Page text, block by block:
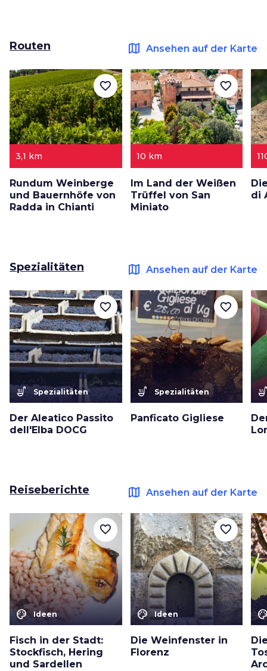
Routen map Ansehen auf der Karte
3,1 km
Rundum Weinberge
und Bauernhöfe von
Radda in Chianti
favorite_border
10 km
Im Land der Weißen
Trüffel von San
Miniato
favorite_border
di
Spezialitäten map Ansehen auf der Karte
soup_kitchen Spezialitäten
Der Aleatico Passito
dell'Elba DOCG
favorite_border
soup_kitchen Spezialitäten
Panficato Gigliese
favorite_border
Reiseberichte map Ansehen auf der Karte
color_lens Ideen
Fisch in der Stadt:
Stockfisch, Hering
und Sardellen
favorite_border
color_lens Ideen
Die Weinfenster in
Florenz
favorite_border